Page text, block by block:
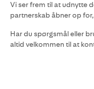
Vi ser frem til at udnytte
partnerskab åbner op for,
Har du spørgsmål eller
altid velkommen til at